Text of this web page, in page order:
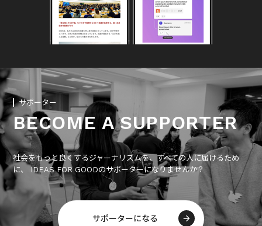
サポーター
BECOME A SUPPORTER
社会をもっと良くするジャーナリズムを、すべての人に届けるため
に、 IDEAS FOR GOODのサポーターになりませんか？
サポーターになる